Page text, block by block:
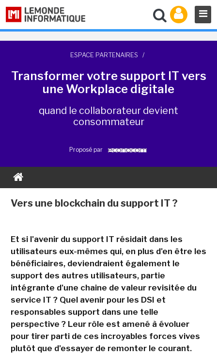
ESPACE PARTENAIRES /
Transformer votre support IT vers
une Workplace digitale
quand le collaborateur devient
consommateur
Proposé par
Vers une blockchain du support IT ?
Et si l'avenir du support IT résidait dans les
utilisateurs eux-mêmes qui, en plus d'en être les
bénéficiaires, deviendraient également le
support des autres utilisateurs, partie
intégrante d'une chaine de valeur revisitée du
service IT ? Quel avenir pour les DSI et
responsables support dans une telle
perspective ? Leur rôle est amené à évoluer
pour tirer parti de ces incroyables forces vives
plutôt que d'essayer de remonter le courant.